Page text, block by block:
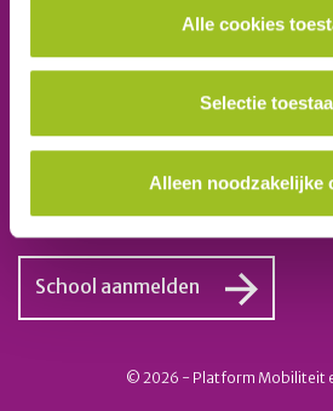
Alle cookies
Selectie
Alleen noodzakelijke
Schrijf u in voor onze
Ook lid worden van het
School aanmelden
© 2026 - Platform Mobiliteit